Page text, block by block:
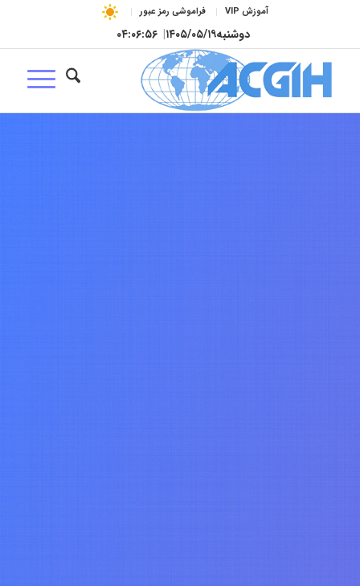
آموزش VIP فراموشی رمز عبور
دوشنبه۱۴۰۵/۰۵/۱۹| ۰۴:۰۶:۵۷